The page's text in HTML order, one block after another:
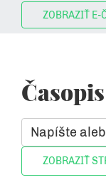
ZOBRAZIŤ E-
Napíšte